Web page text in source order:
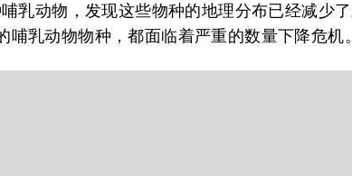
乳动物，发现这些物种的地理分布已经减少了
哺乳动物物种，都面临着严重的数量下降危机。